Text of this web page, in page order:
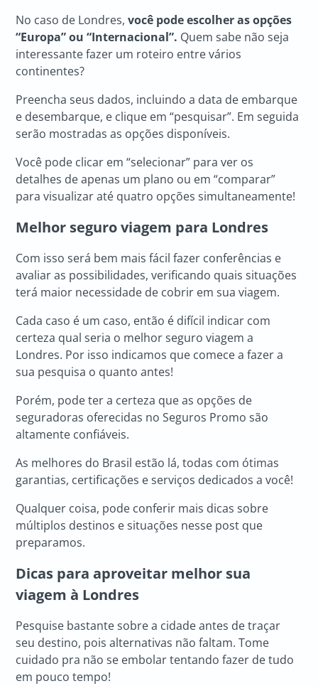
No caso de Londres, você pode escolher as opções
“Europa” ou “Internacional”. Quem sabe não seja
interessante fazer um roteiro entre vários
continentes?
Preencha seus dados, incluindo a data de embarque
e desembarque, e clique em “pesquisar”. Em seguida
serão mostradas as opções disponíveis.
Você pode clicar em “selecionar” para ver os
detalhes de apenas um plano ou em “comparar”
para visualizar até quatro opções simultaneamente!
Melhor seguro viagem para Londres
Com isso será bem mais fácil fazer conferências e
avaliar as possibilidades, verificando quais situações
terá maior necessidade de cobrir em sua viagem.
Cada caso é um caso, então é difícil indicar com
certeza qual seria o melhor seguro viagem a
Londres. Por isso indicamos que comece a fazer a
sua pesquisa o quanto antes!
Porém, pode ter a certeza que as opções de
seguradoras oferecidas no Seguros Promo são
altamente confiáveis.
As melhores do Brasil estão lá, todas com ótimas
garantias, certificações e serviços dedicados a você!
Qualquer coisa, pode conferir mais dicas sobre
múltiplos destinos e situações nesse post que
preparamos.
Dicas para aproveitar melhor sua
viagem à Londres
Pesquise bastante sobre a cidade antes de traçar
seu destino, pois alternativas não faltam. Tome
cuidado pra não se embolar tentando fazer de tudo
em pouco tempo!